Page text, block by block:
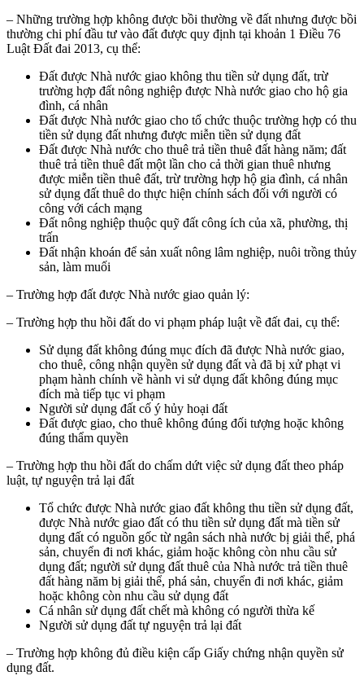
– Những trường hợp không được bồi thường về đất nhưng được bồi
thường chi phí đầu tư vào đất được quy định tại khoản 1 Điều 76
Luật Đất đai 2013, cụ thể:
Đất được Nhà nước giao không thu tiền sử dụng đất, trừ
trường hợp đất nông nghiệp được Nhà nước giao cho hộ gia
đình, cá nhân
Đất được Nhà nước giao cho tổ chức thuộc trường hợp có thu
tiền sử dụng đất nhưng được miễn tiền sử dụng đất
Đất được Nhà nước cho thuê trả tiền thuê đất hàng năm; đất
thuê trả tiền thuê đất một lần cho cả thời gian thuê nhưng
được miễn tiền thuê đất, trừ trường hợp hộ gia đình, cá nhân
sử dụng đất thuê do thực hiện chính sách đối với người có
công với cách mạng
Đất nông nghiệp thuộc quỹ đất công ích của xã, phường, thị
trấn
Đất nhận khoán để sản xuất nông lâm nghiệp, nuôi trồng thủy
sản, làm muối
– Trường hợp đất được Nhà nước giao quản lý:
– Trường hợp thu hồi đất do vi phạm pháp luật về đất đai, cụ thể:
Sử dụng đất không đúng mục đích đã được Nhà nước giao,
cho thuê, công nhận quyền sử dụng đất và đã bị xử phạt vi
phạm hành chính về hành vi sử dụng đất không đúng mục
đích mà tiếp tục vi phạm
Người sử dụng đất cố ý hủy hoại đất
Đất được giao, cho thuê không đúng đối tượng hoặc không
đúng thẩm quyền
– Trường hợp thu hồi đất do chấm dứt việc sử dụng đất theo pháp
luật, tự nguyện trả lại đất
Tổ chức được Nhà nước giao đất không thu tiền sử dụng đất,
được Nhà nước giao đất có thu tiền sử dụng đất mà tiền sử
dụng đất có nguồn gốc từ ngân sách nhà nước bị giải thể, phá
sản, chuyển đi nơi khác, giảm hoặc không còn nhu cầu sử
dụng đất; người sử dụng đất thuê của Nhà nước trả tiền thuê
đất hàng năm bị giải thể, phá sản, chuyển đi nơi khác, giảm
hoặc không còn nhu cầu sử dụng đất
Cá nhân sử dụng đất chết mà không có người thừa kế
Người sử dụng đất tự nguyện trả lại đất
– Trường hợp không đủ điều kiện cấp Giấy chứng nhận quyền sử
dụng đất.